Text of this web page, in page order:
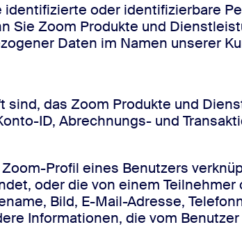
oder identifizierbare
Sie Zoom Produkte und
Daten im Namen unserer
das Zoom Produkte und
ID, Abrechnungs- und
Profil eines Benutzers
oder die von einem Teilnehmer
Bild, E-Mail-Adresse,
Informationen, die vom